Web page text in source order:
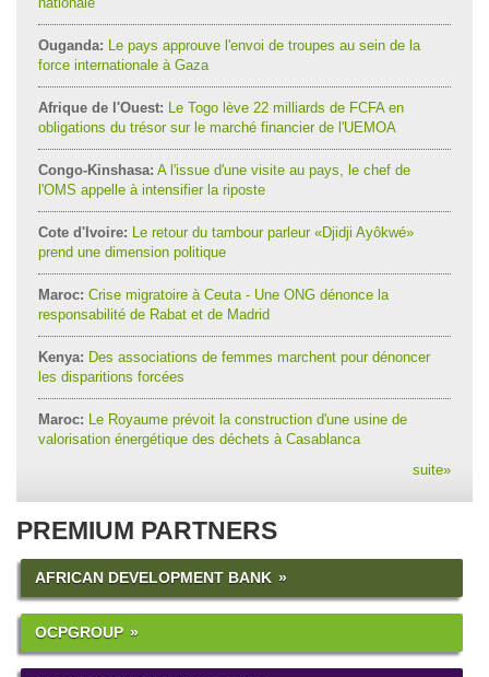
Ouganda: Le pays approuve l'envoi de troupes au sein de la
force internationale à Gaza
Afrique de l'Ouest: Le Togo lève 22 milliards de FCFA en
obligations du trésor sur le marché financier de l'UEMOA
Congo-Kinshasa: A l'issue d'une visite au pays, le chef de
l'OMS appelle à intensifier la riposte
Cote d'Ivoire: Le retour du tambour parleur «Djidji Ayôkwé»
prend une dimension politique
Maroc: Crise migratoire à Ceuta - Une ONG dénonce la
responsabilité de Rabat et de Madrid
Kenya: Des associations de femmes marchent pour dénoncer
les disparitions forcées
Maroc: Le Royaume prévoit la construction d'une usine de
valorisation énergétique des déchets à Casablanca
suite»
PREMIUM PARTNERS
AFRICAN DEVELOPMENT BANK
OCPGROUP